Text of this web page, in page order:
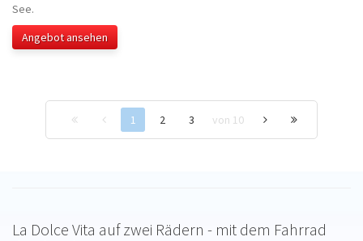
See.
Angebot ansehen
1 2 3 von 10
La Dolce Vita auf zwei Rädern - mit dem Fahrrad